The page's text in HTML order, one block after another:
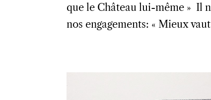
que le Château lui-même » Il
nos engagements: « Mieux